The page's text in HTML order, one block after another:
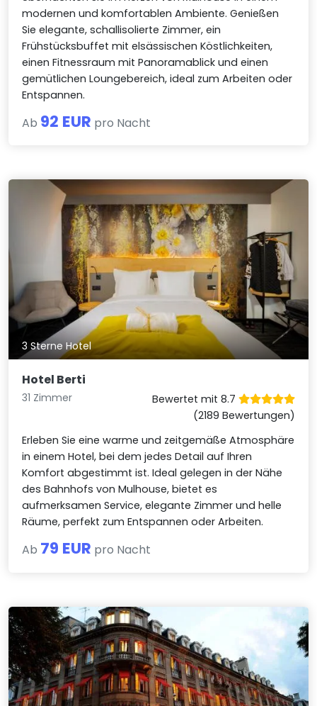
modernen und komfortablen Ambiente. Genießen
Sie elegante, schallisolierte Zimmer, ein
Frühstücksbuffet mit elsässischen Köstlichkeiten,
einen Fitnessraum mit Panoramablick und einen
gemütlichen Loungebereich, ideal zum Arbeiten oder
Entspannen.
Ab 92 EUR pro Nacht
3 Sterne Hotel
Hotel Berti
31 Zimmer
Bewertet mit 8.7
(2189 Bewertungen)
Erleben Sie eine warme und zeitgemäße Atmosphäre
in einem Hotel, bei dem jedes Detail auf Ihren
Komfort abgestimmt ist. Ideal gelegen in der Nähe
des Bahnhofs von Mulhouse, bietet es
aufmerksamen Service, elegante Zimmer und helle
Räume, perfekt zum Entspannen oder Arbeiten.
Ab 79 EUR pro Nacht